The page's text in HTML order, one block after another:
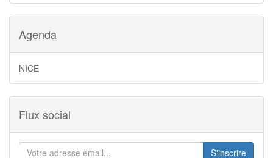
Agenda
NICE
Flux social
S'inscrire